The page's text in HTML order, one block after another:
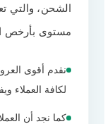
الشحن، والتي
مستوى بأرخص
نقدم أقوى
لكافة العملاء
كما نجد أن